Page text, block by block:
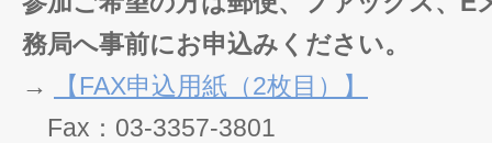
務局へ事前にお申込みください。
→
【FAX申込用紙（2枚目）】
Fax：03-3357-3801